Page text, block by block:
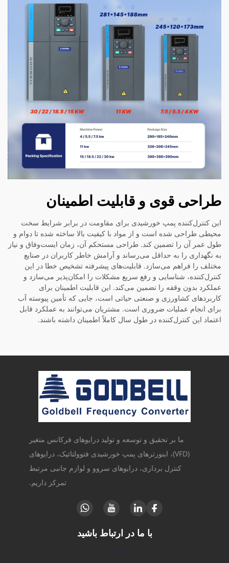
طراحی قوی و قابلیت اطمینان
این کنترل‌کننده پمپ خورشیدی برای مقاومت در برابر شرایط سخت
محیطی طراحی شده است و از مواد با کیفیت بالا ساخته شده تا دوام و
طول عمر آن را تضمین کند. طراحی مستحکم آن، زمان ایست‌وفاق و نیاز
به نگهداری را به حداقل می‌رساند و آرامش خاطر کاربران در صنایع
مختلف را فراهم می‌سازد. قابلیت‌های پیشرفته تشخیص خطا در این
کنترل‌کننده، شناسایی و رفع سریع مشکلات را امکان‌پذیر می‌سازد و
عملکرد بدون وقفه را تضمین می‌کند. این قابلیت اطمینان برای
کاربردهای کشاورزی و صنعتی حیاتی است، جایی که تأمین پیوسته آب
برای انجام عملیات ضروری است. مشتریان می‌توانند به عملکرد قابل
اعتماد این کنترل‌کننده در طول سال کاملاً اطمینان داشته باشند.
ما بر تحقیق و توسعه و تولید درایوهای فرکانس متغیر
(VFD)، اینورترهای پمپ خورشیدی فتوولتائیک، درایوهای
کنترل برداری، درایوهای سروو و لوازم جانبی مرتبط
تمرکز داریم.
با ما در ارتباط باشید